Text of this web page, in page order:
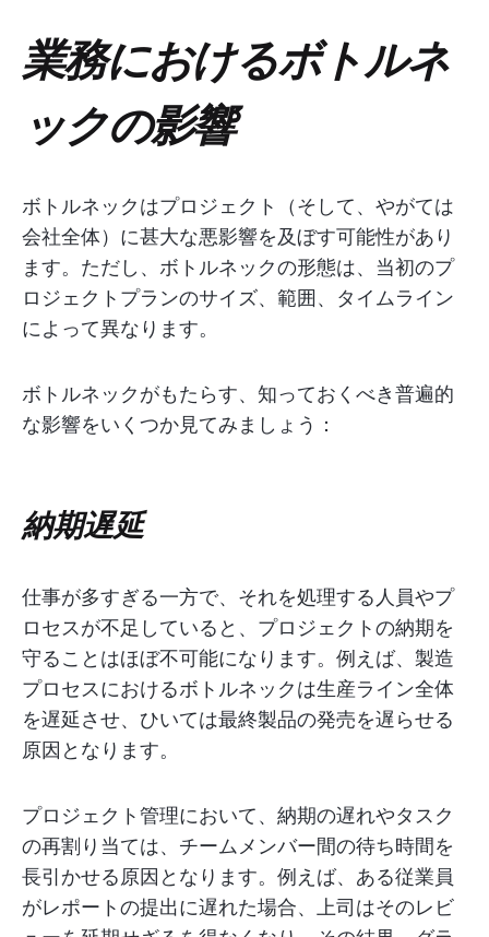
業務におけるボトルネ
ックの影響
ボトルネックはプロジェクト（そして、やがては
会社全体）に甚大な悪影響を及ぼす可能性があり
ます。ただし、ボトルネックの形態は、当初のプ
ロジェクトプランのサイズ、範囲、タイムライン
によって異なります。
ボトルネックがもたらす、知っておくべき普遍的
な影響をいくつか見てみましょう：
納期遅延
仕事が多すぎる一方で、それを処理する人員やプ
ロセスが不足していると、プロジェクトの納期を
守ることはほぼ不可能になります。例えば、製造
プロセスにおけるボトルネックは生産ライン全体
を遅延させ、ひいては最終製品の発売を遅らせる
原因となります。
プロジェクト管理において、納期の遅れやタスク
の再割り当ては、チームメンバー間の待ち時間を
長引かせる原因となります。例えば、ある従業員
がレポートの提出に遅れた場合、上司はそのレビ